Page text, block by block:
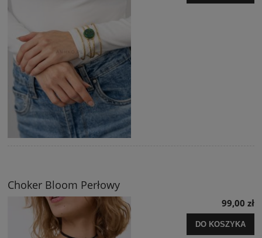
Choker Bloom Perłowy
99,00 zł
DO KOSZYKA